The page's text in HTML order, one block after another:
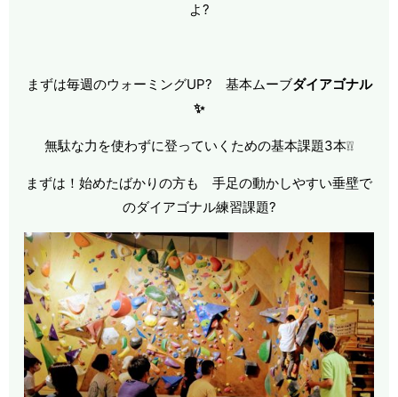
よ?
まずは毎週のウォーミングUP? 基本ムーブダイアゴナル
✨
無駄な力を使わずに登っていくための基本課題3本❕❕
まずは！始めたばかりの方も 手足の動かしやすい垂壁で
のダイアゴナル練習課題?